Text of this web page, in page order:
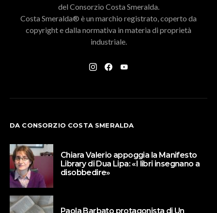
del Consorzio Costa Smeralda.
Costa Smeralda® è un marchio registrato, coperto da
copyright e dalla normativa in materia di proprietà
industriale.
DA CONSORZIO COSTA SMERALDA
Chiara Valerio appoggia la Manifesto
Library di Dua Lipa: «I libri insegnano a
disobbedire»
Paola Barbato protagonista di Un